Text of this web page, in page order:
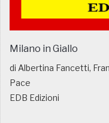
Milano in Giallo
di Albertina Fancetti,
Pace
EDB Edizioni